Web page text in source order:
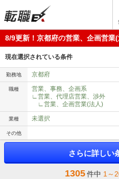
8/9更新！京都府の営業、企画営
現在選択されている条件
勤務地 京都府
職種
営業、事務、企画系
∟営業、代理店営業、渉外
∟営業、企画営業(法人)
業種 未選択
その他
さらに詳しい
1305件中 1～